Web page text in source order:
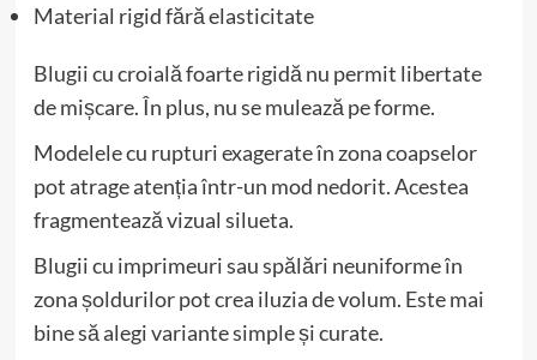
Material rigid fără elasticitate
Blugii cu croială foarte rigidă nu permit libertate
de mișcare. În plus, nu se mulează pe forme.
Modelele cu rupturi exagerate în zona coapselor
pot atrage atenția într-un mod nedorit. Acestea
fragmentează vizual silueta.
Blugii cu imprimeuri sau spălări neuniforme în
zona șoldurilor pot crea iluzia de volum. Este mai
bine să alegi variante simple și curate.